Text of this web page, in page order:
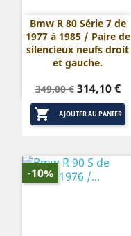
Bmw R 80 Série 7 de
1977 à 1985 / Paire de
silencieux neufs droit
et gauche.
Prix
de
base
349,00 € Prix
314,10 €
 AJOUTER AU PANIER
-10%